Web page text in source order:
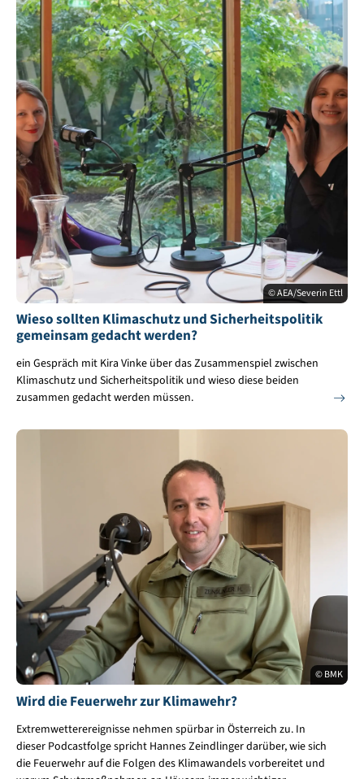
© AEA/Severin Ettl
Wieso sollten Klimaschutz und Sicherheitspolitik
gemeinsam gedacht werden?
ein Gespräch mit Kira Vinke über das Zusammenspiel zwischen
Klimaschutz und Sicherheitspolitik und wieso diese beiden
zusammen gedacht werden müssen.
© BMK
Wird die Feuerwehr zur Klimawehr?
Extremwetterereignisse nehmen spürbar in Österreich zu. In
dieser Podcastfolge spricht Hannes Zeindlinger darüber, wie sich
die Feuerwehr auf die Folgen des Klimawandels vorbereitet und